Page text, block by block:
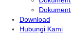
Download
Hubungi Kami